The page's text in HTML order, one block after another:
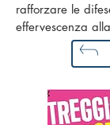
rafforzare le
effervescenza